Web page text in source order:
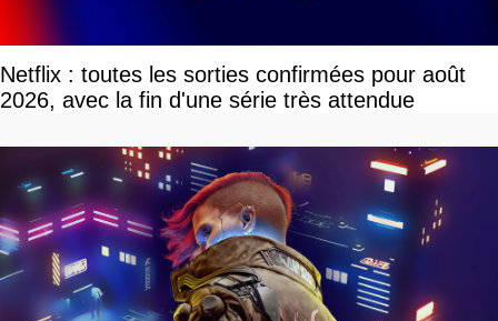
Netflix : toutes les sorties confirmées pour août
2026, avec la fin d'une série très attendue